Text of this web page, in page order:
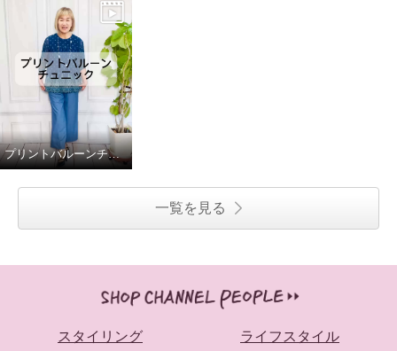
プリントバルーンチュニック (ブルー)
一覧を見る
スタイリング ライフスタイル